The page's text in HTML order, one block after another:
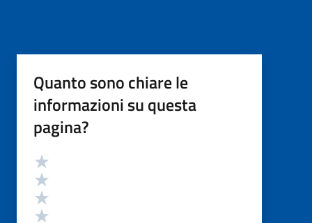
Quanto sono chiare le
informazioni su questa
pagina?
Valutazione